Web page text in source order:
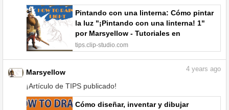
Pintando con una linterna: Cómo pintar
la luz "¡Pintando con una linterna! 1"
por Marsyellow - Tutoriales en
comunidad | CLIP STUDIO TIPS
tips.clip-studio.com
Marsyellow
¡Artículo de TIPS publicado!
4 years ago
Cómo diseñar, inventar y dibujar